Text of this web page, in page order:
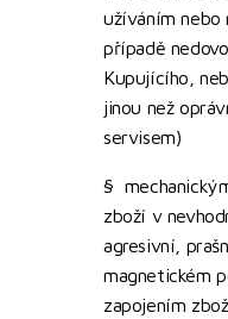
užíváním nebo
případě
Kupujícího,
jinou než
servisem)
§
zboží v
agresivní,
magnetickém
zapojením